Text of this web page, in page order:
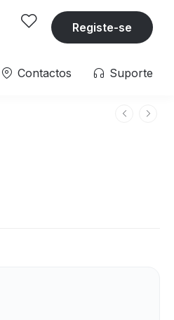
Registe-se
Contactos Suporte